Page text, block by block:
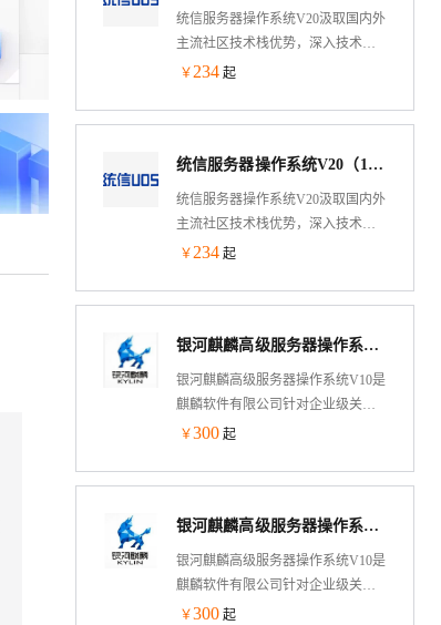
持、自主平台深入优化、高性能、
易管理的新一代自主服务器操作系
统信服务器操作系统V20汲取国内外
主流社区技术栈优势，深入技术底
层结合国内外设计标准与规范以及
（AMD64/ARM64/MIPS64/SW64/LoongArch
等）和处理器厂商，在各种应用环
境中，满足强安全、高可用、高性
撑电信、金融、政府等政企规模化
应用需求。
￥ 234 起
统信服务器操作系统V20（1070u1a）X86版
统信服务器操作系统V20汲取国内外
主流社区技术栈优势，深入技术底
层结合国内外设计标准与规范以及
（AMD64/ARM64/MIPS64/SW64/LoongArch
等）和处理器厂商，在各种应用环
境中，满足强安全、高可用、高性
撑电信、金融、政府等政企规模化
应用需求。
￥ 234 起
银河麒麟高级服务器操作系统（X86版）V10
银河麒麟高级服务器操作系统V10是
麒麟软件有限公司针对企业级关键
业务，适应虚拟化、云计算、大数
制的提供内生本质安全、云原生支
持、自主平台深入优化、高性能、
易管理的新一代自主服务器操作系
￥300 起
银河麒麟高级服务器操作系统V10（SP3-2403）-X86版
银河麒麟高级服务器操作系统V10是
麒麟软件有限公司针对企业级关键
业务，适应虚拟化、云计算、大数
￥300 起